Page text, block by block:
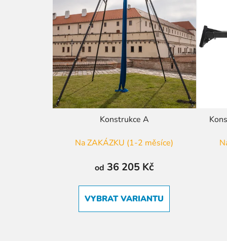
Konstrukce A
Na ZAKÁZKU (1-2 měsíce)
od 36 205 Kč
VYBRAT VARIANTU